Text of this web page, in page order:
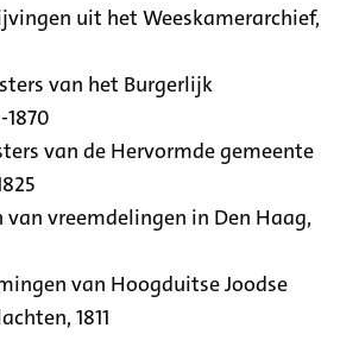
uit het Weeskamerarchief,
van het Burgerlijk
van de Hervormde gemeente
vreemdelingen in Den Haag,
van Hoogduitse Joodse
1811